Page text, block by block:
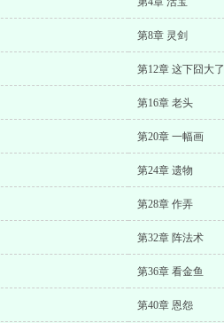
第8章 灵剑
第12章 这下囧大了
第16章 老头
第20章 一幅画
第24章 遗物
第28章 作弄
第32章 阵法术
第36章 看金鱼
第40章 恩怨